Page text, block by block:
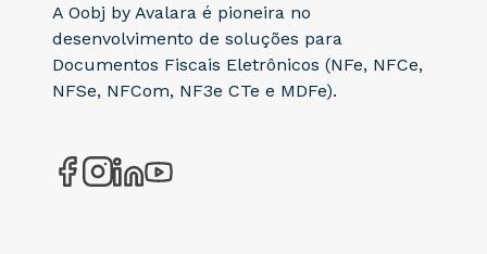
A Oobj by Avalara é pioneira no
desenvolvimento de soluções para
Documentos Fiscais Eletrônicos (NFe, NFCe,
NFSe, NFCom, NF3e CTe e MDFe).